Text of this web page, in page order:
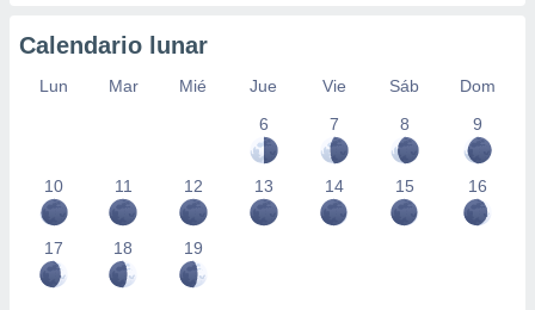
Calendario lunar
Lun Mar Mié Jue Vie Sáb
Dom
6
7 8 9
10 11 12 13 14 15 16
17 18 19